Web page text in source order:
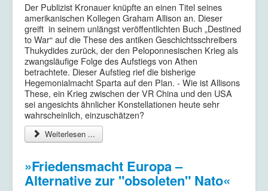
Der Publizist Kronauer knüpfte an einen Titel seines
amerikanischen Kollegen Graham Allison an. Dieser
greift in seinem unlängst veröffentlichten Buch „Destined
to War“ auf die These des antiken Geschichtsschreibers
Thukydides zurück, der den Peloponnesischen Krieg als
zwangsläufige Folge des Aufstiegs von Athen
betrachtete. Dieser Aufstieg rief die bisherige
Hegemonialmacht Sparta auf den Plan. - Wie ist Allisons
These, ein Krieg zwischen der VR China und den USA
sei angesichts ähnlicher Konstellationen heute sehr
wahrscheinlich, einzuschätzen?
Weiterlesen ...
»Friedensmacht Europa –
Alternative zur "obsoleten" Nato«